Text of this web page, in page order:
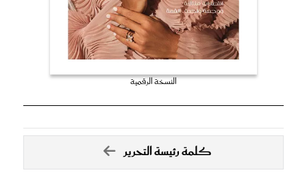
النسخة الرقمية
كلمة رئيسة التحرير